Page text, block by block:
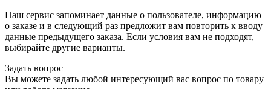
Наш сервис запоминает данные о пользователе, информацию
о заказе и в следующий раз предложит вам повторить к вводу
данные предыдущего заказа. Если условия вам не подходят,
выбирайте другие варианты.
Задать вопрос
Вы можете задать любой интересующий вас вопрос по товару